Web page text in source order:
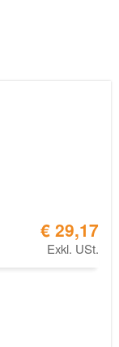
€ 29,17
Exkl. USt.